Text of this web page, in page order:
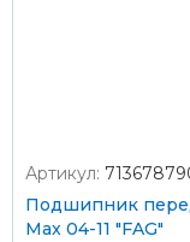
Артикул:
Подшипник
Max 04-11 "FAG"